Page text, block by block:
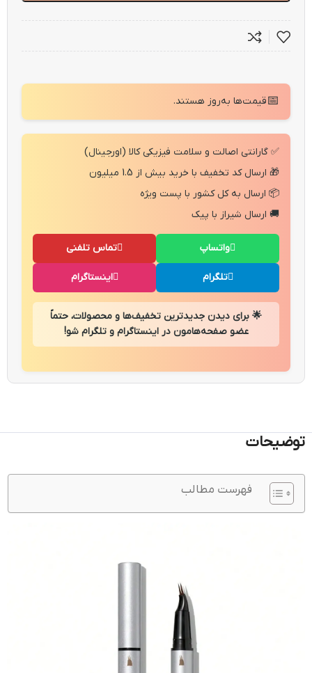
📅قیمت‌ها به‌روز هستند.
✅ گارانتی اصالت و سلامت فیزیکی کالا (اورجینال)
🎁 ارسال کد تخفیف با خرید بیش از 1.5 میلیون
📦 ارسال به کل کشور با پست ویژه
🚚 ارسال شیراز با پیک
تماس تلفنی واتساپ
اینستاگرام تلگرام
🌟 برای دیدن جدیدترین تخفیف‌ها و محصولات، حتماً
عضو صفحه‌هامون در اینستاگرام و تلگرام شو!
توضیحات
فهرست مطالب